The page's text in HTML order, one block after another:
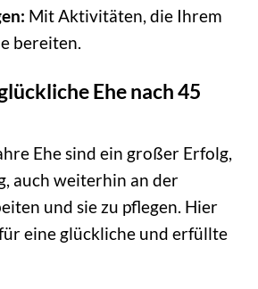
Mit Aktivitäten, die Ihrem
bereiten.
Ehe nach 45
Ehe sind ein großer Erfolg,
auch weiterhin an der
und sie zu pflegen. Hier
eine glückliche und erfüllte